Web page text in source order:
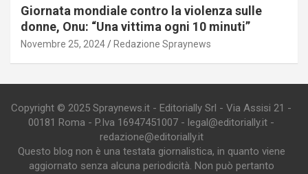
Giornata mondiale contro la violenza sulle
donne, Onu: “Una vittima ogni 10 minuti”
Novembre 25, 2024 Redazione Spraynews
Copyright © 2025 Spraynews.it - Editorially Srl - Via Assisi 21 -
00181 Roma - P.Iva 16947451007 - legal@editorially.it -
redazione@editorially.it
Questo blog non è una testata giornalistica, in quanto viene
aggiornato senza alcuna periodicità. Non può pertanto